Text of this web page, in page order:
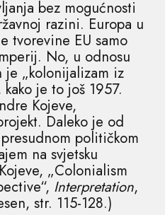
bez mogućnosti
razini. Europa u
tvorevine EU samo
No, u odnosu
je „kolonijalizam iz
je to još 1957.
Kojeve,
Daleko je od
političkom
na svjetsku
„Colonialism
Interpretation,
str. 115-128.)